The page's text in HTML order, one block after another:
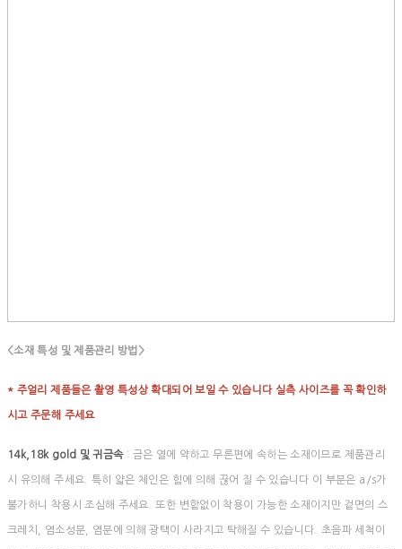
<소재 특성 및 제품관리 방법>
* 주얼리 제품들은 촬영 특성상 확대되어 보일 수 있습니다 실측 사이즈를 꼭 확인하
시고 주문해 주세요
14k,18k gold 및 귀금속: 금은 열에 약하고 무른편에 속하는 소재이므로 제품관리
시 유의해 주세요. 특히 얇은 체인은 힘에 의해 끊어 질 수 있습니다 이 부분은 a/s가
불가하니 착용시 조심해 주세요. 또한 변함없이 착용이 가능한 소재이지만 겉면의 스
크레치, 염소성분, 염분에 의해 광택이 사라지고 탁해질 수 있습니다. 초음파 세척이